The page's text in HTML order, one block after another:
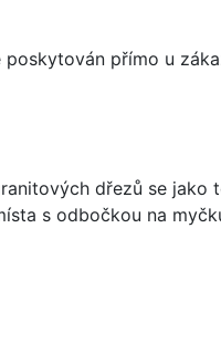
přímo u
dřezů se jako
s odbočkou na